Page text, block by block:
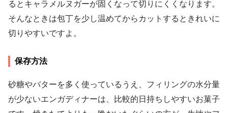
るとキャラメルヌガーが固くなって切りにくくなります。
そんなときは包丁を少し温めてからカットするときれいに
切りやすいですよ。
保存方法
砂糖やバターを多く使っているうえ、フィリングの水分量
が少ないエンガディナーは、比較的日持ちしやすいお菓子